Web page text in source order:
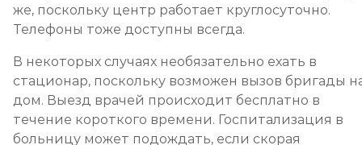
же, поскольку центр работает круглосуточно.
Телефоны тоже доступны всегда.
В некоторых случаях необязательно ехать в
стационар, поскольку возможен вызов бригады
дом. Выезд врачей происходит бесплатно в
течение короткого времени. Госпитализация в
больницу может подождать, если скорая